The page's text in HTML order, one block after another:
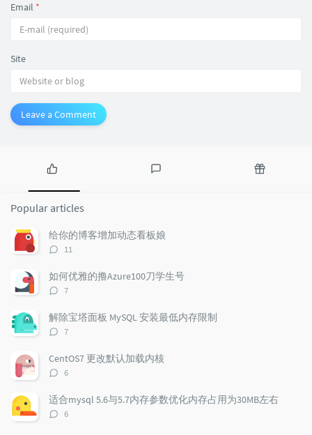
Email *
Site
Leave a Comment
P
p
u
l
a
r
a
r
t
i
l
e
e
s
c
o
m
t
Popular articles
给你的博客增加动态看板娘
评
数：
11
如何优雅的撸Azure100刀学生号
评
数：
7
解除宝塔面板 MySQL 安装最低内存限制
评
数：
7
CentOS7 更改默认加载内核
评
数：
6
适合mysql 5.6与5.7内存参数优化内存占用为30MB左右
评
6